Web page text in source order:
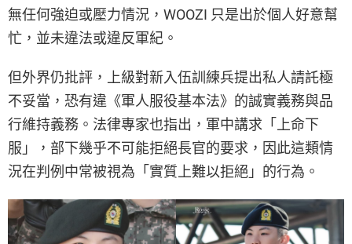
無任何強迫或壓力情況，WOOZI 只是出於個人好意幫
忙，並未違法或違反軍紀。
但外界仍批評，上級對新入伍訓練兵提出私人請託極
不妥當，恐有違《軍人服役基本法》的誠實義務與品
行維持義務。法律專家也指出，軍中講求「上命下
服」，部下幾乎不可能拒絕長官的要求，因此這類情
況在判例中常被視為「實質上難以拒絕」的行為。